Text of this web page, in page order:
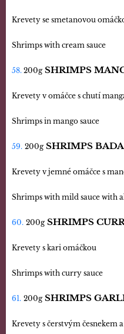
Krevety se smetanovou
Shrimps with cream sauce
58. 200g SHRIMPS
Krevety v omáčce s chutí
Shrimps in mango sauce
59. 200g SHRIMPS
Krevety v jemné omáčce s
Shrimps with mild sauce with
60. 200g SHRIMPS
Krevety s kari omáčkou
Shrimps with curry sauce
61. 200g SHRIMPS
Krevety s čerstvým